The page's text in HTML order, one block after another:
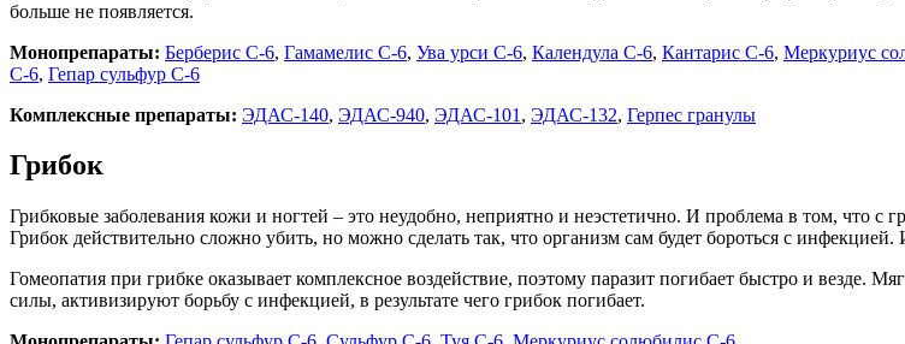
больше не появляется.
Монопрепараты: Берберис С-6, Гамамелис С-6, Ува урси С-6, Календула С-6, Кантарис С-6, Меркуриус
С-6, Гепар сульфур С-6
Комплексные препараты: ЭДАС-140, ЭДАС-940, ЭДАС-101 , ЭДАС-132, Герпес гранулы
Грибок
Грибковые заболевания кожи и ногтей – это неудобно, неприятно и неэстетично. И проблема в том, что
Грибок действительно сложно убить, но можно сделать так, что организм сам будет бороться с
Гомеопатия при грибке оказывает комплексное воздействие, поэтому паразит погибает быстро и везде.
силы, активизируют борьбу с инфекцией, в результате чего грибок погибает.